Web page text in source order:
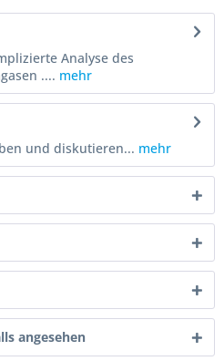
Analyse des
.... mehr
und diskutieren... mehr
angesehen